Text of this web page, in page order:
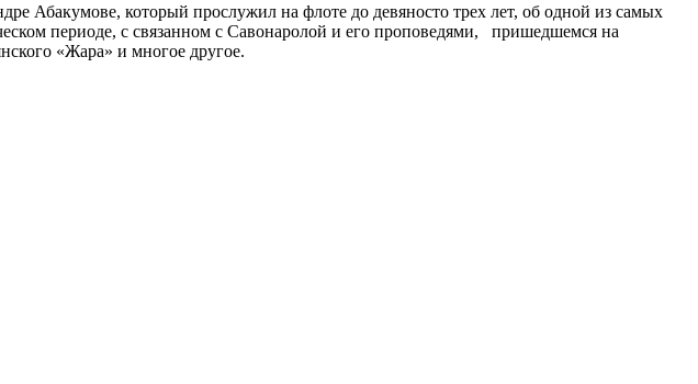
Абакумове, который прослужил на флоте до девяносто трех лет, об одной из самых
периоде, с связанном с Савонаролой и его проповедями, пришедшемся на
«Жара» и многое другое.